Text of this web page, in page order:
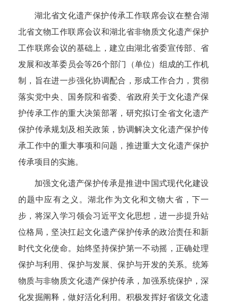
湖北省文化遗产保护传承工作联席会议在整合湖
北省文物工作联席会议和湖北省非物质文化遗产保护
工作联席会议的基础上，建立由湖北省委宣传部、省
发展和改革委员会等26个部门（单位）组成的工作机
制，旨在进一步强化协调配合，形成工作合力，贯彻
落实党中央、国务院和省委、省政府关于文化遗产保
护传承工作的重大决策部署，研究拟订全省文化遗产
保护传承规划及相关政策，协调解决文化遗产保护传
承工作中的重大事项和问题，推进重大文化遗产保护
传承项目的实施。
加强文化遗产保护传承是推进中国式现代化建设
的题中应有之义。湖北作为文化和文物大省， 下一
步 ，将深入学习领会习近平文化思想，进一步提升站
位格局，坚决扛起文化遗产保护传承的政治责任和新
时代文化使命。始终坚持保护第一不动摇，正确处理
保护与利用、保护与发展、保护与开发的关系。统筹
物质与非物质文化遗产保护传承，加强系统保护，深
化发掘阐释，做好活化利用。积极发挥好省级文化遗